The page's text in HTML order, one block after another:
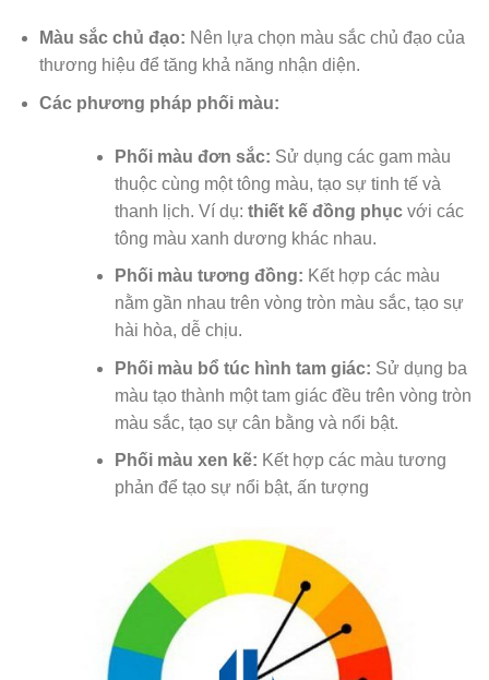
Màu sắc chủ đạo: Nên lựa chọn màu sắc chủ đạo của
thương hiệu để tăng khả năng nhận diện.
Các phương pháp phối màu:
Phối màu đơn sắc: Sử dụng các gam màu
thuộc cùng một tông màu, tạo sự tinh tế và
thanh lịch. Ví dụ: thiết kế đồng phụcvới các
tông màu xanh dương khác nhau.
Phối màu tương đồng: Kết hợp các màu
nằm gần nhau trên vòng tròn màu sắc, tạo sự
hài hòa, dễ chịu.
Phối màu bổ túc hình tam giác: Sử dụng ba
màu tạo thành một tam giác đều trên vòng tròn
màu sắc, tạo sự cân bằng và nổi bật.
Phối màu xen kẽ: Kết hợp các màu tương
phản để tạo sự nổi bật, ấn tượng